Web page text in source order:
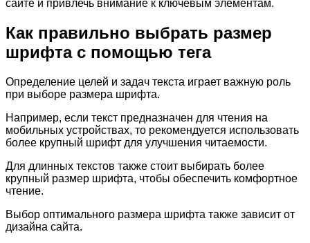
сайте и привлечь внимание к ключевым элементам.
Как правильно выбрать размер
шрифта с помощью тега
Определение целей и задач текста играет важную роль
при выборе размера шрифта.
Например, если текст предназначен для чтения на
мобильных устройствах, то рекомендуется использовать
более крупный шрифт для улучшения читаемости.
Для длинных текстов также стоит выбирать более
крупный размер шрифта, чтобы обеспечить комфортное
чтение.
Выбор оптимального размера шрифта также зависит от
дизайна сайта.